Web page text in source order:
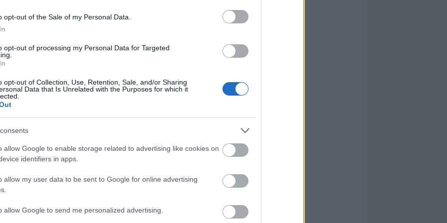
opt-out of the Sale of my Personal Data.
opt-out of processing my Personal Data for Targeted
opt-out of Collection, Use, Retention, Sale, and/or Sharing
Data that Is Unrelated with the Purposes for which it
allow Google to enable storage related to advertising like cookies on
identifiers in apps.
allow my user data to be sent to Google for online advertising
allow Google to send me personalized advertising.
noticias de última hora de la jornada 16
diciembre 2024 Por
jornada 16 de Comunio arranca hoy a las 21:00 horas.
las noticias de última hora antes del comienzo de
nueva fecha del campeonato.
junio 2024 Por
temporada 2023/24 de LaLiga es historia. Bellingham fue el
jugador del año en Comunio y en el 11 ideal le acompañan
Leer más »